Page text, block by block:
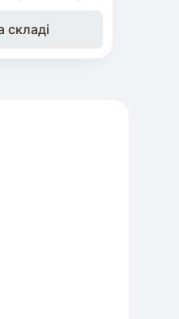
складі